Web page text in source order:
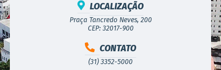
LOCALIZAÇÃO
Praça Tancredo Neves, 200
CEP: 32017-900
CONTATO
(31) 3352-5000